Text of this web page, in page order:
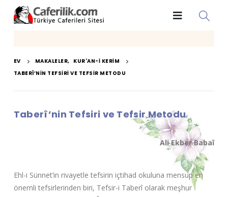
EV MAKALELER, KUR'AN-I KERIM
TABERÎ’NIN TEFSIRI VE TEFSIR METODU
Taberî’nin Tefsiri ve Tefsir Metodu
Ali Ekber Babaî
Ehl-i Sünnet’in rivayetle tefsirin içtihad okuluna mensup en
önemli tefsirlerinden biri, Tefsir-i Taberî olarak meşhur